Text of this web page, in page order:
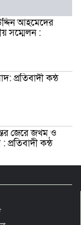
আহমেদের
সম্মেলন :
প্রতিবাদী কন্ঠ
জেরে জখম ও
কন্ঠ
পাচার বন্দে